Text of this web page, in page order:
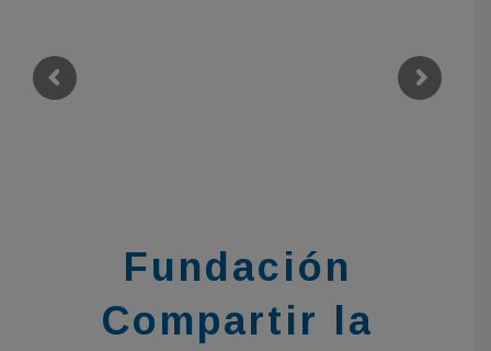
Fundación
Compartir la